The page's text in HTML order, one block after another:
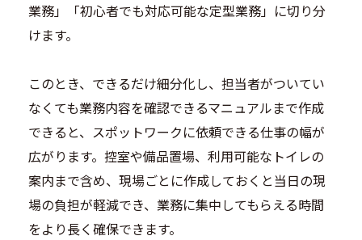
業務」「初心者でも対応可能な定型業務」に切り分
けます。
このとき、できるだけ細分化し、担当者がついてい
なくても業務内容を確認できるマニュアルまで作成
できると、スポットワークに依頼できる仕事の幅が
広がります。控室や備品置場、利用可能なトイレの
案内まで含め、現場ごとに作成しておくと当日の現
場の負担が軽減でき、業務に集中してもらえる時間
をより長く確保できます。